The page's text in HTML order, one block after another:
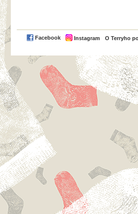
Facebook Instagram O Terryho